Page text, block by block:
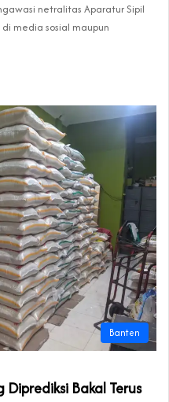
netralitas Aparatur Sipil
media sosial maupun
Banten
Bakal Terus